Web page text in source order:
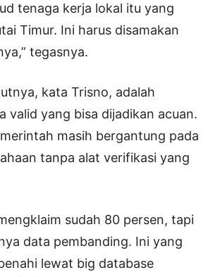
tenaga kerja lokal itu yang
Timur. Ini harus disamakan
tegasnya.
kata Trisno, adalah
valid yang bisa dijadikan acuan.
masih bergantung pada
tanpa alat verifikasi yang
sudah 80 persen, tapi
data pembanding. Ini yang
lewat big database